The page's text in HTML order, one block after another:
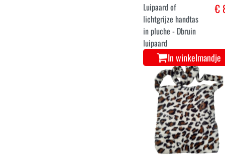
Luipaard of
lichtgrijze handtas
in pluche - Dbruin
luipaard
€
In winkelmandje